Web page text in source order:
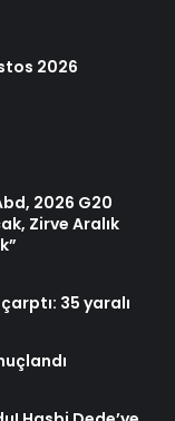
2026
2026 G20
Zirve Aralık
35 yaralı